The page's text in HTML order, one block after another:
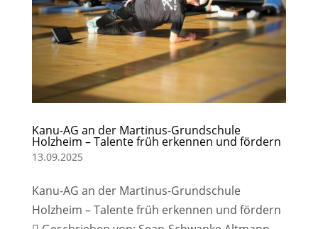
Kanu-AG an der Martinus-Grundschule
Holzheim – Talente früh erkennen und fördern
13.09.2025
Kanu-AG an der Martinus-Grundschule
Holzheim – Talente früh erkennen und fördern